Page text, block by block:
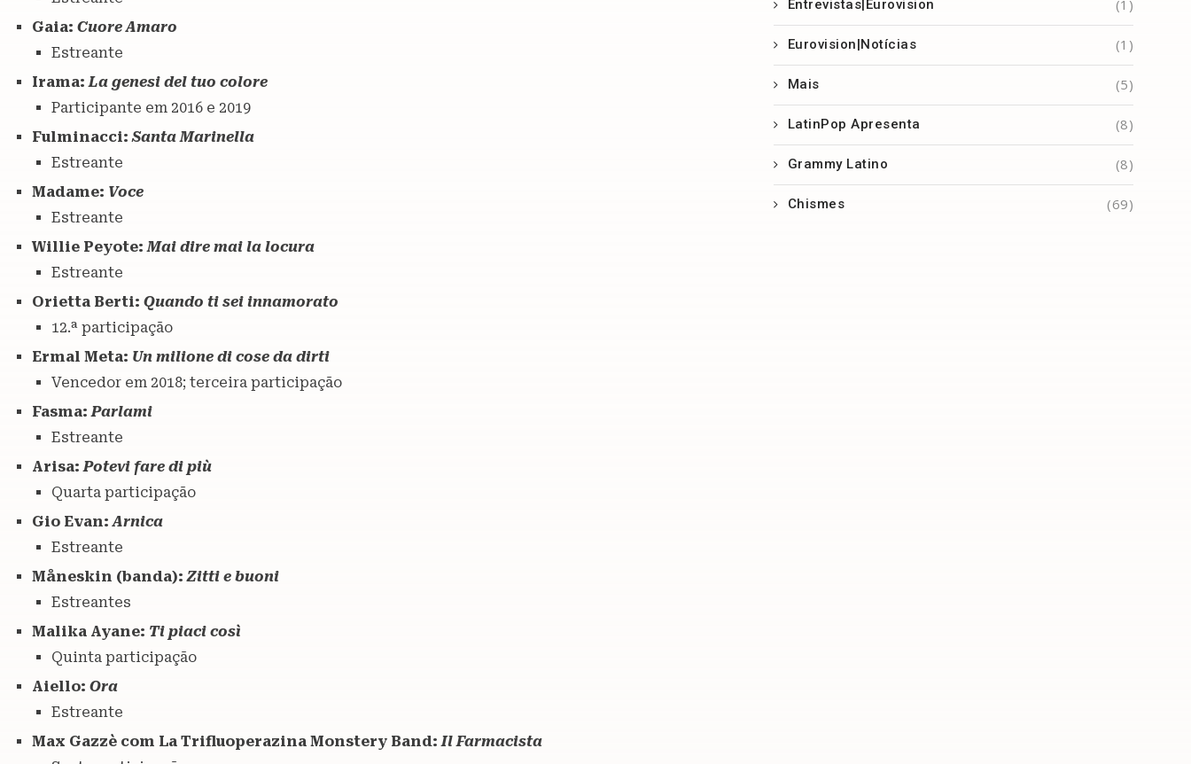
Gaia: Cuore Amaro
Estreante
Irama:La genesi del tuo colore
Participante em 2016 e 2019
Fulminacci:Santa Marinella
Estreante
Madame: Voce
Estreante
Willie Peyote:Mai dire mai la locura
Estreante
Orietta Berti: Quando ti sei innamorato
12.ª participação
Ermal Meta: Un milione di cose da dirti
Vencedor em 2018; terceira participação
Fasma:Parlami
Estreante
Arisa:Potevi fare di più
Quarta participação
Gio Evan:Arnica
Estreante
Måneskin (banda):Zitti e buoni
Estreantes
Malika Ayane: Ti piaci così
Quinta participação
Aiello: Ora
Estreante
Max Gazzè com La Trifluoperazina Monstery Band:Il Farmacista
Entrevistas|Eurovision (1)
Eurovision|Notícias (1)
Mais (5)
LatinPop Apresenta (8)
Grammy Latino (8)
Chismes (69)